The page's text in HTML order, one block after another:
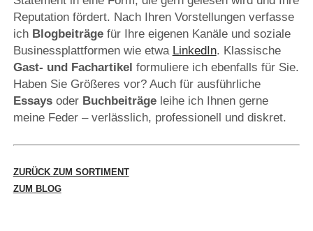
Reputation fördert. Nach Ihren Vorstellungen verfasse
ich Blogbeiträgefür Ihre eigenen Kanäle und soziale
Businessplattformen wie etwa LinkedIn. Klassische
Gast- und Fachartikel formuliere ich ebenfalls für Sie.
Haben Sie Größeres vor? Auch für ausführliche
Essays oder Buchbeiträgeleihe ich Ihnen gerne
meine Feder – verlässlich, professionell und diskret.
ZURÜCK ZUM SORTIMENT
ZUM BLOG